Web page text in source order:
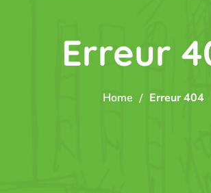
Erreur
Home Erreur 404